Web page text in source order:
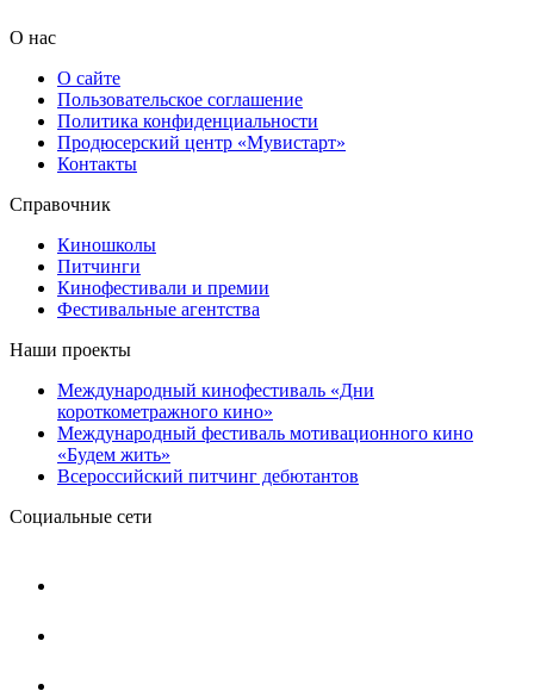
О нас
О сайте
Пользовательское соглашение
Политика конфиденциальности
Продюсерский центр «Мувистарт»
Контакты
Справочник
Киношколы
Питчинги
Кинофестивали и премии
Фестивальные агентства
Наши проекты
Международный кинофестиваль «Дни
короткометражного кино»
Международный фестиваль мотивационного кино
«Будем жить»
Всероссийский питчинг дебютантов
Социальные сети